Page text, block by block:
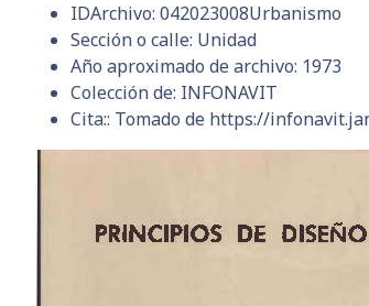
IDArchivo: 042023008Urbanismo
Sección o calle: Unidad
Año aproximado de archivo: 1973
Colección de: INFONAVIT
Cita:: Tomado de https://